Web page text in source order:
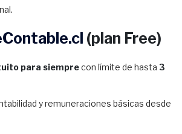
(plan Free)
para siemprecon límite de hasta 3
y remuneraciones básicas desde